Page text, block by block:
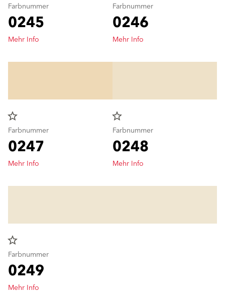
Farbnummer
0245
Mehr Info
Farbnummer
0246
Mehr Info
star_border
Farbnummer
0247
Mehr Info
star_border
Farbnummer
0248
Mehr Info
star_border
Farbnummer
0249
Mehr Info